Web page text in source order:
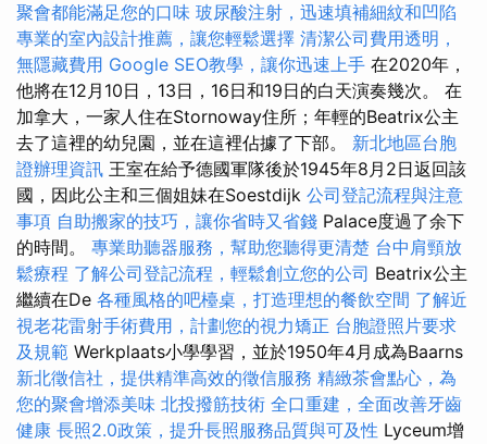
聚會都能滿足您的口味 玻尿酸注射，迅速填補細紋和凹陷
專業的室內設計推薦，讓您輕鬆選擇 清潔公司費用透明，
無隱藏費用 Google SEO教學，讓你迅速上手 在2020年，
他將在12月10日，13日，16日和19日的白天演奏幾次。 在
加拿大，一家人住在Stornoway住所；年輕的Beatrix公主
去了這裡的幼兒園，並在這裡佔據了下部。 新北地區台胞
證辦理資訊 王室在給予德國軍隊後於1945年8月2日返回該
國，因此公主和三個姐妹在Soestdijk 公司登記流程與注意
事項 自助搬家的技巧，讓你省時又省錢 Palace度過了余下
的時間。 專業助聽器服務，幫助您聽得更清楚 台中肩頸放
鬆療程 了解公司登記流程，輕鬆創立您的公司 Beatrix公主
繼續在De 各種風格的吧檯桌，打造理想的餐飲空間 了解近
視老花雷射手術費用，計劃您的視力矯正 台胞證照片要求
及規範 Werkplaats小學學習，並於1950年4月成為Baarns
新北徵信社，提供精準高效的徵信服務 精緻茶會點心，為
您的聚會增添美味 北投撥筋技術 全口重建，全面改善牙齒
健康 長照2.0政策，提升長照服務品質與可及性 Lyceum增